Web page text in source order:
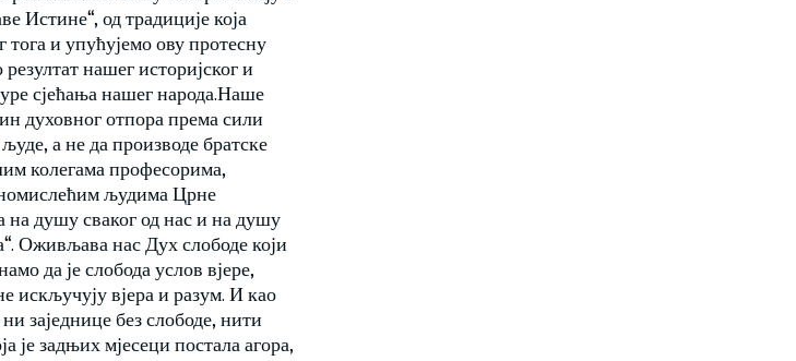
Истине“, од традиције која
тога и упућујемо ову протесну
нашег историјског и
сјећања нашег народа.Наше
духовног отпора према сили
а не да производе братске
колегама професорима,
људима Црне
на душу сваког од нас и на душу
Оживљава нас Дух слободе који
да је слобода услов вјере,
искључују вјера и разум. И као
заједнице без слободе, нити
је задњих мјесеци постала агора,